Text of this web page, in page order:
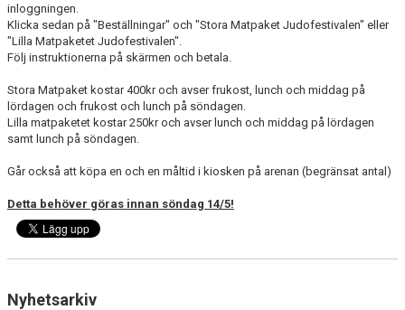
inloggningen.
Klicka sedan på "Beställningar" och "Stora Matpaket Judofestivalen" eller
"Lilla Matpaketet Judofestivalen".
Följ instruktionerna på skärmen och betala.
Stora Matpaket kostar 400kr och avser frukost, lunch och middag på
lördagen och frukost och lunch på söndagen.
Lilla matpaketet kostar 250kr och avser lunch och middag på lördagen
samt lunch på söndagen.
Går också att köpa en och en måltid i kiosken på arenan (begränsat antal)
Detta behöver göras innan söndag 14/5!
Nyhetsarkiv